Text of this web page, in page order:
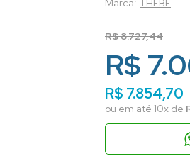
THEBE
R$8.727,44
R$
R$ 7.854,70
ou em até 10x de